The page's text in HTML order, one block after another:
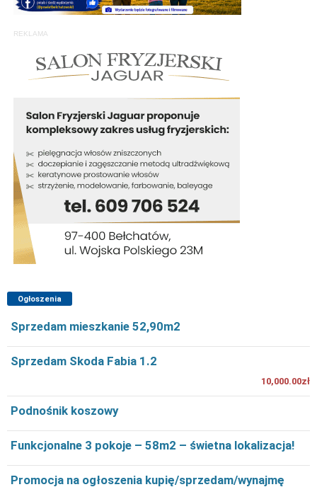
REKLAMA
Ogłoszenia
Sprzedam mieszkanie 52,90m2
Sprzedam Skoda Fabia 1.2
10,000.00zł
Podnośnik koszowy
Funkcjonalne 3 pokoje – 58m2 – świetna lokalizacja!
Promocja na ogłoszenia kupię/sprzedam/wynajmę